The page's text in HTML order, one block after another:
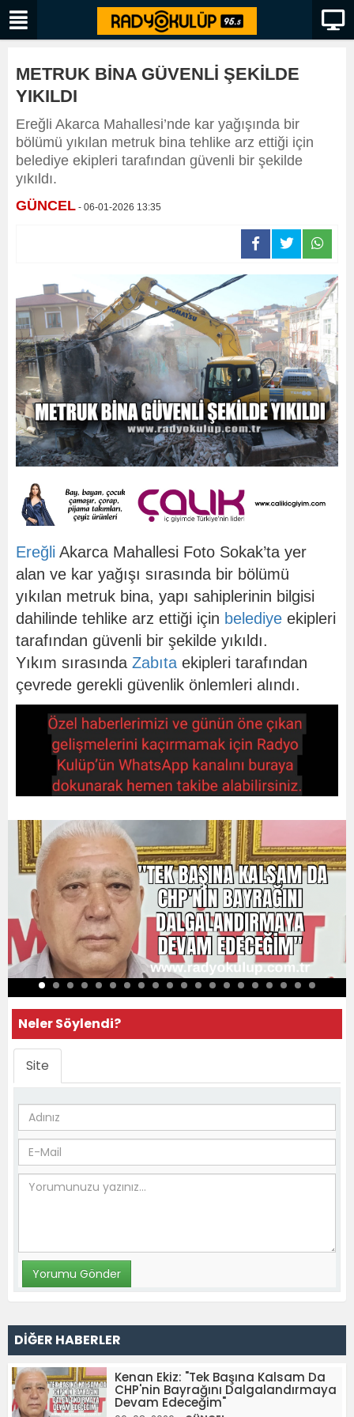
METRUK BİNA GÜVENLİ ŞEKİLDE
YIKILDI
Ereğli Akarca Mahallesi’nde kar yağışında bir
bölümü yıkılan metruk bina tehlike arz ettiği için
belediye ekipleri tarafından güvenli bir şekilde
yıkıldı.
GÜNCEL - 06-01-2026 13:35
Ereğli Akarca Mahallesi Foto Sokak’ta yer
alan ve kar yağışı sırasında bir bölümü
yıkılan metruk bina, yapı sahiplerinin bilgisi
dahilinde tehlike arz ettiği için belediye ekipleri
tarafından güvenli bir şekilde yıkıldı.
Yıkım sırasında Zabıta ekipleri tarafından
çevrede gerekli güvenlik önlemleri alındı.
Neler Söylendi?
Site
DİĞER HABERLER
Kenan Ekiz: "Tek Başına Kalsam Da
CHP'nin Bayrağını Dalgalandırmaya
Devam Edeceğim"